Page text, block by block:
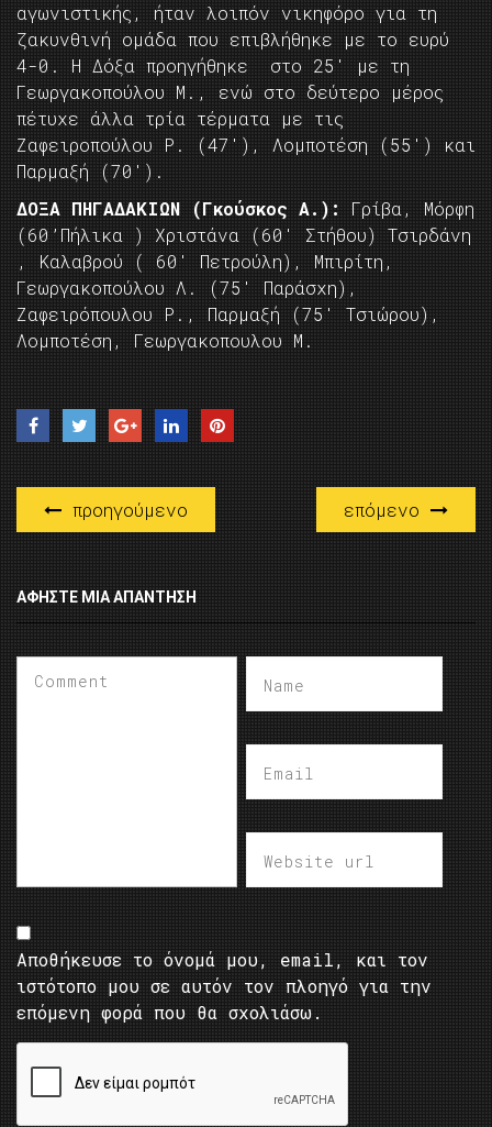
αγωνιστικής, ήταν λοιπόν νικηφόρο για τη
ζακυνθινή ομάδα που επιβλήθηκε με το ευρύ
4-0. Η Δόξα προηγήθηκε στο 25′ με τη
Γεωργακοπούλου Μ., ενώ στο δεύτερο μέρος
πέτυχε άλλα τρία τέρματα με τις
Ζαφειροπούλου Ρ. (47′), Λομποτέση (55′) και
Παρμαξή (70′).
ΔΟΞΑ ΠΗΓΑΔΑΚΙΩΝ (Γκούσκος Α.):
Γρίβα, Μόρφη
(60’Πήλικα ) Χριστάνα (60′ Στήθου) Τσιρδάνη
, Καλαβρού ( 60′ Πετρούλη), Μπιρίτη,
Γεωργακοπούλου Λ. (75′ Παράσχη),
Ζαφειρόπουλου Ρ., Παρμαξή (75′ Τσιώρου),
Λομποτέση, Γεωργακοπουλου Μ.
προηγούμενο επόμενο
ΑΦΉΣΤΕ ΜΙΑ ΑΠΆΝΤΗΣΗ
Αποθήκευσε το όνομά μου, email, και τον
ιστότοπο μου σε αυτόν τον πλοηγό για την
επόμενη φορά που θα σχολιάσω.